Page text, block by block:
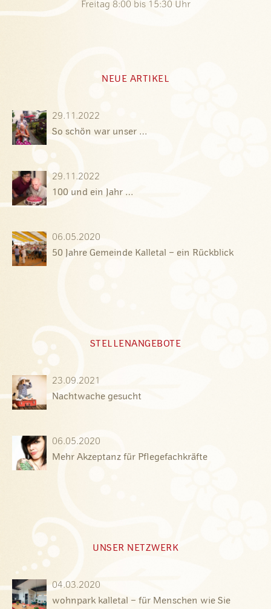
Freitag 8:00 bis 15:30 Uhr
NEUE ARTIKEL
29.11.2022
So schön war unser …
29.11.2022
100 und ein Jahr …
06.05.2020
50 Jahre Gemeinde Kalletal – ein Rückblick
STELLENANGEBOTE
23.09.2021
Nachtwache gesucht
06.05.2020
Mehr Akzeptanz für Pflegefachkräfte
UNSER NETZWERK
04.03.2020
wohnpark kalletal – für Menschen wie Sie